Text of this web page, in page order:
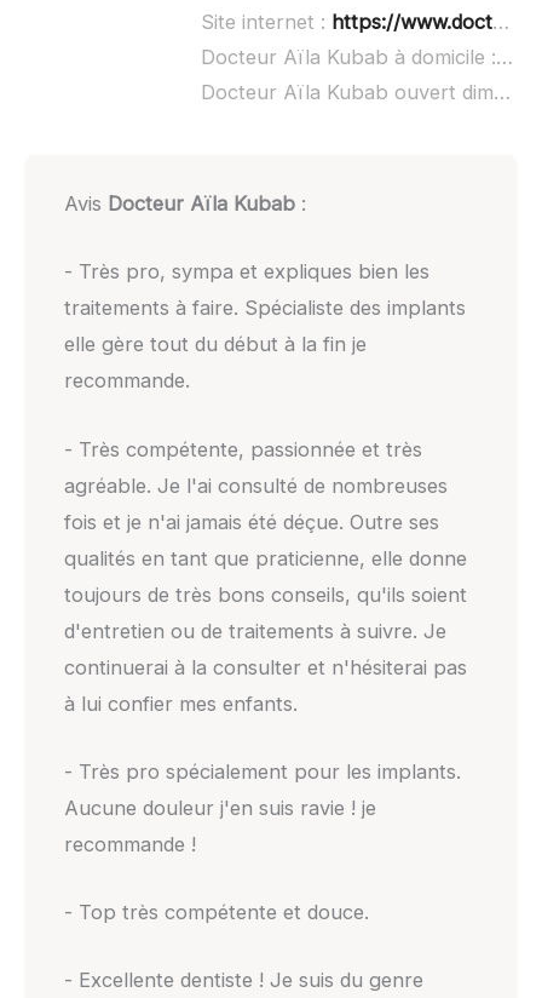
Site internet : https://www.doctolib.fr/dentiste/lunel/aila-kubab
Docteur Aïla Kubab à domicile :
Docteur Aïla Kubab ouvert dimanche :
Avis Docteur Aïla Kubab:
- Très pro, sympa et expliques bien les
traitements à faire. Spécialiste des implants
elle gère tout du début à la fin je
recommande.
- Très compétente, passionnée et très
agréable. Je l'ai consulté de nombreuses
fois et je n'ai jamais été déçue. Outre ses
qualités en tant que praticienne, elle donne
toujours de très bons conseils, qu'ils soient
d'entretien ou de traitements à suivre. Je
continuerai à la consulter et n'hésiterai pas
à lui confier mes enfants.
- Très pro spécialement pour les implants.
Aucune douleur j'en suis ravie ! je
recommande !
- Top très compétente et douce.
- Excellente dentiste ! Je suis du genre